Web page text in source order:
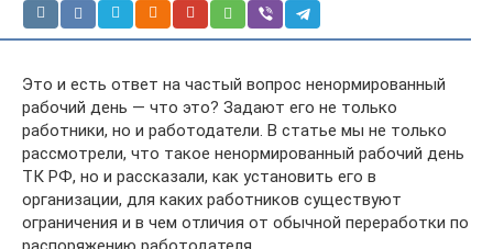
Это и есть ответ на частый вопрос ненормированный
рабочий день — что это? Задают его не только
работники, но и работодатели. В статье мы не только
рассмотрели, что такое ненормированный рабочий день
ТК РФ, но и рассказали, как установить его в
организации, для каких работников существуют
ограничения и в чем отличия от обычной переработки по